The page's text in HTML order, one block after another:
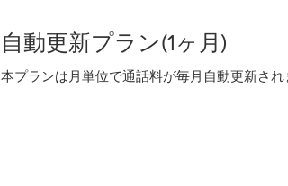
自動更新プラン(1ヶ月)
本プランは月単位で通話料が毎月自動更新さ